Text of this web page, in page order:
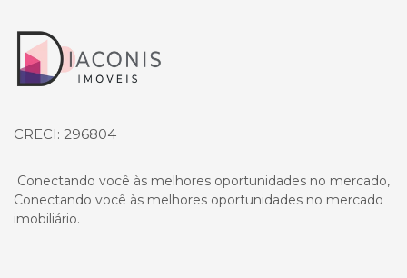
Página inicial
CRECI: 296804
Conectando você às melhores oportunidades no mercado,
Conectando você às melhores oportunidades no mercado
imobiliário.